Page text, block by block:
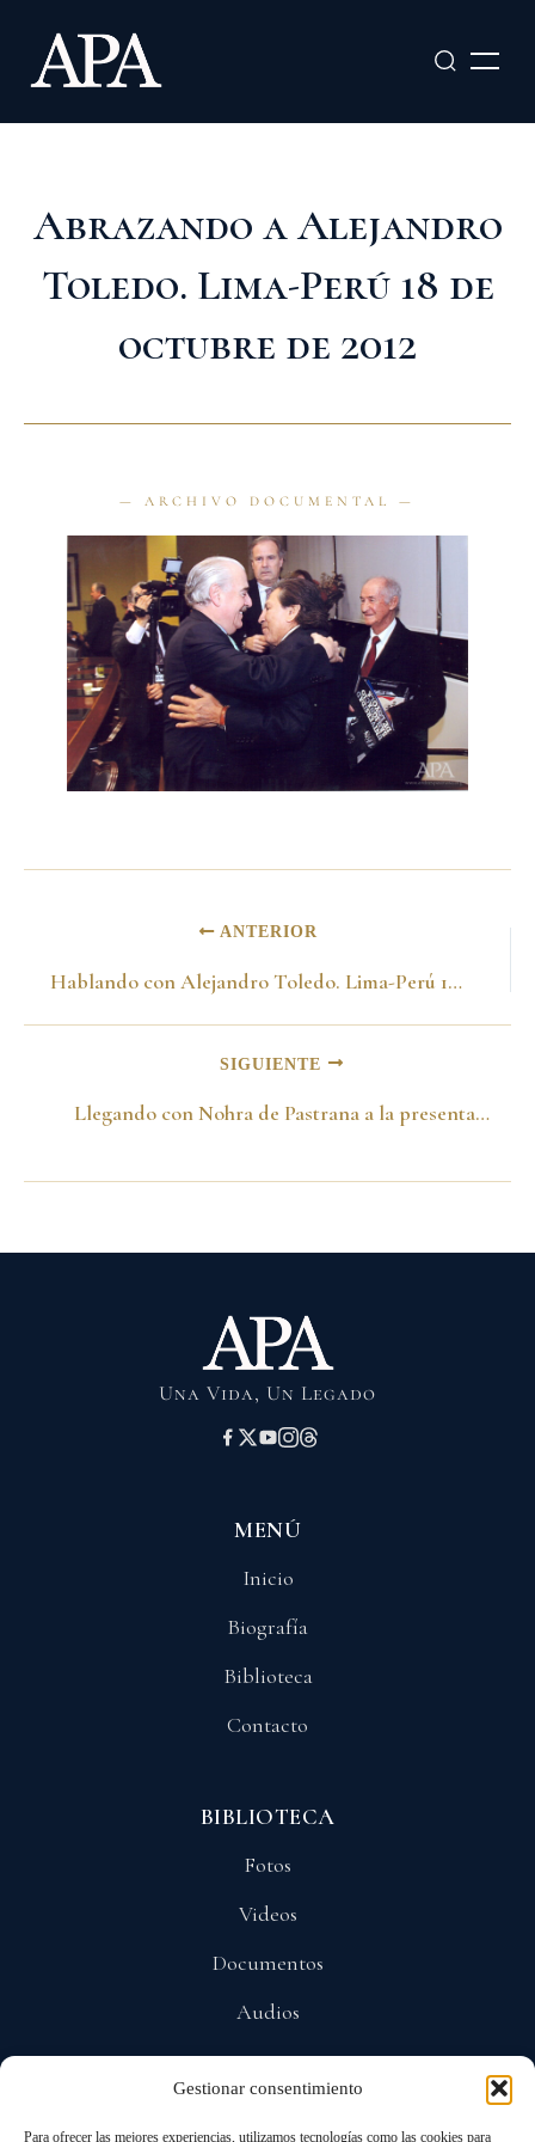
Gestionar consentimiento
Para ofrecer las mejores experiencias, utilizamos tecnologías como las cookies para
contenido
Abrazando a Alejandro
Toledo. Lima-Perú 18 de
octubre de 2012
ANTERIOR
Hablando con Alejandro Toledo. Lima-Perú 18 de octubre de 2012
SIGUIENTE
Llegando con Nohra de Pastrana a la presentación del libro. Lima-Perú 26 de noviembre de 2015
Una Vida, Un Legado
MENÚ
Inicio
Biografía
Biblioteca
Contacto
BIBLIOTECA
Fotos
Videos
Documentos
Audios